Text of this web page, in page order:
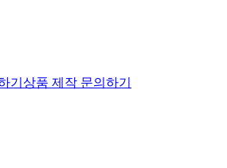
기 상품 제작 문의하기